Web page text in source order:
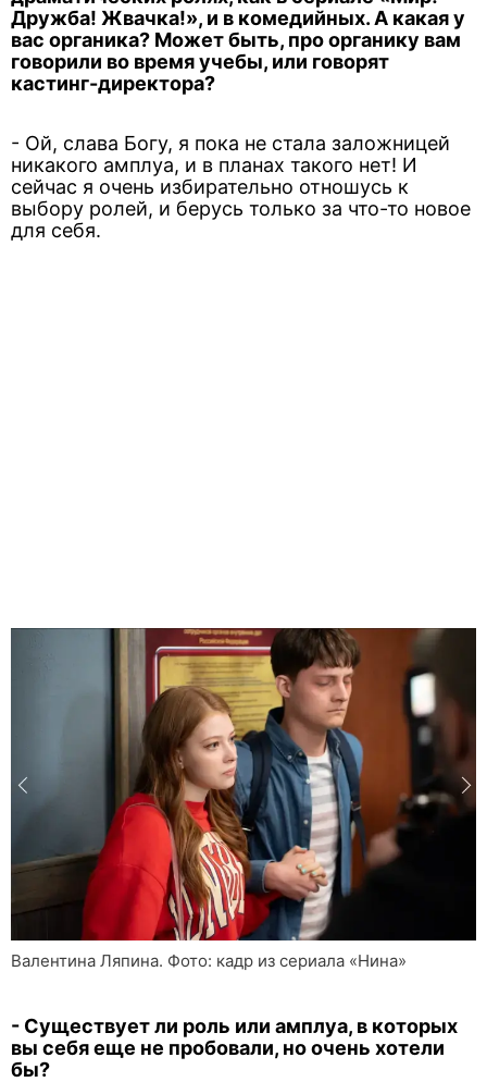
Дружба! Жвачка!», и в комедийных. А какая у
вас органика? Может быть, про органику вам
говорили во время учебы, или говорят
кастинг-директора?
- Ой, слава Богу, я пока не стала заложницей
никакого амплуа, и в планах такого нет! И
сейчас я очень избирательно отношусь к
выбору ролей, и берусь только за что-то новое
для себя.
Валентина Ляпина. Фото: кадр из сериала «Нина»
- Существует ли роль или амплуа, в которых
вы себя еще не пробовали, но очень хотели
бы?